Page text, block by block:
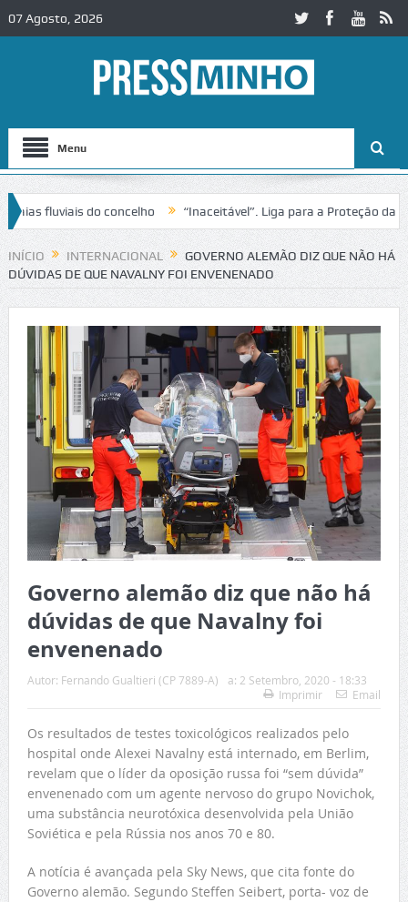
07 Agosto, 2026
Menu
fluviais do concelho “Inaceitável”. Liga para a Proteção da
INÍCIO INTERNACIONAL
GOVERNO ALEMÃO DIZ QUE NÃO HÁ
DÚVIDAS DE QUE NAVALNY FOI ENVENENADO
Governo alemão diz que não há
dúvidas de que Navalny foi
envenenado
Autor: Fernando Gualtieri (CP 7889-A) a: 2 Setembro, 2020 - 18:33
Imprimir
Email
Os resultados de testes toxicológicos realizados pelo
hospital onde Alexei Navalny está internado, em Berlim,
revelam que o líder da oposição russa foi “sem dúvida”
envenenado com um agente nervoso do grupo Novichok,
uma substância neurotóxica desenvolvida pela União
Soviética e pela Rússia nos anos 70 e 80.
A notícia é avançada pela Sky News, que cita fonte do
Governo alemão. Segundo Steffen Seibert, porta- voz de